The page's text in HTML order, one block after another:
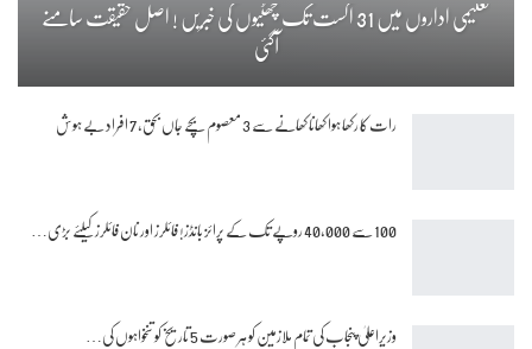
تعلیمی اداروں میں 31 اگست تک چھٹیوں کی خبریں ! اصل حقیقت سامنے
آگئی
رات کا رکھا ہوا کھانا کھانے سے 3 معصوم بچے جاں بحق، 7 افراد بے ہوش
100 سے 40,000 روپے تک کے پرائز بانڈز! فائلرز اور نان فائلرز کیلئے بڑی…
وزیراعلیٰ پنجاب کی تمام ملازمین کو ہر صورت 5 تاریخ کو تنخواہوں کی…